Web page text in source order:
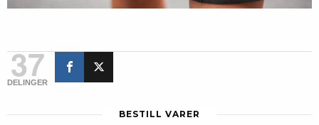
37
DELINGER
BESTILL VARER